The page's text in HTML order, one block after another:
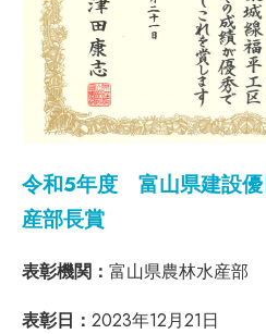
令和5年度 富山県建設
産部長賞
表彰機関： 富山県農林水産部
表彰日： 2023年12月21日